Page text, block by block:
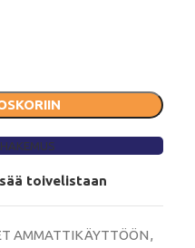
toivelistaan
AMMATTIKÄYTTÖÖN,